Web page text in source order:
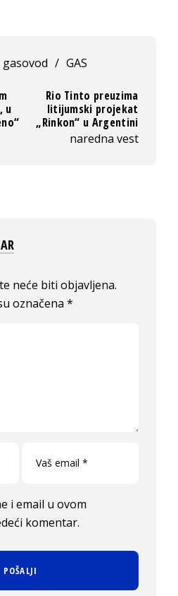
gasovod / GAS
u
Rio Tinto preuzima
litijumski projekat
„Rinkon“ u Argentini
naredna vest
neće biti objavljena.
označena*
i email u ovom
komentar.